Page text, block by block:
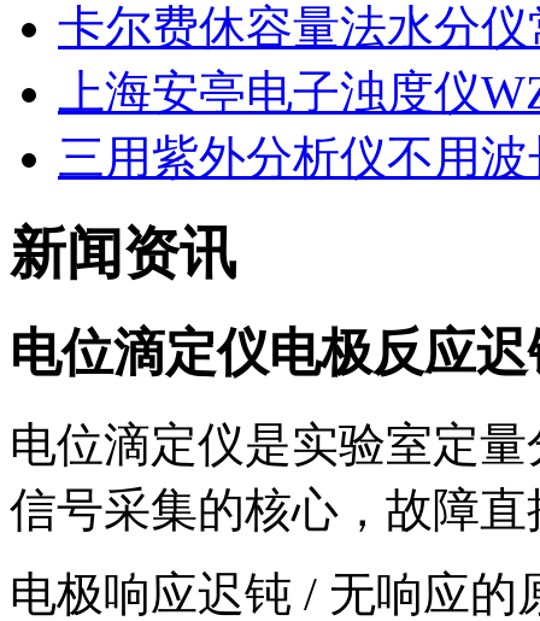
卡尔费休容量法水分
上海安亭电子浊度仪
三用紫外分析仪不用
新闻资讯
电位滴定仪电极反应
电位滴定仪是实验室定
信号采集的核心，故障
电极响应迟钝 / 无响应